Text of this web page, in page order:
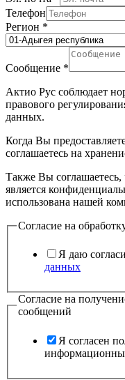
Телефон
Регион *
Сообщение *
Актио Рус соблюдает
правового
данных.
Когда Вы
соглашаетесь на
Также Вы
является
использована нашей
Согласие на
Я даю
данных
Согласие на
сообщений
Я согласен